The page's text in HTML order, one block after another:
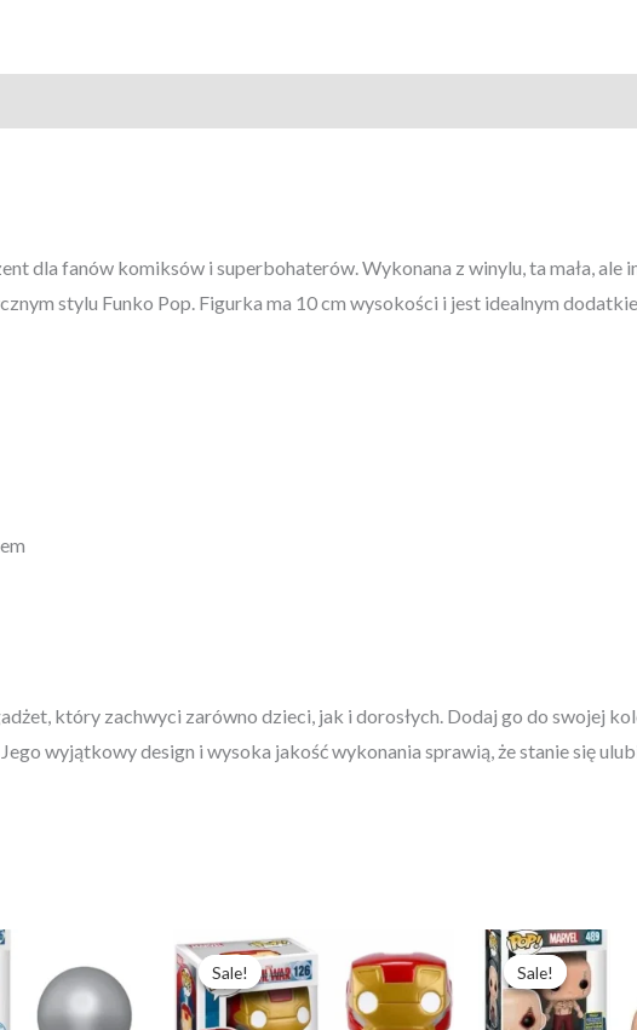
dla fanów komiksów i superbohaterów. Wykonana z winylu, ta mała, ale
stylu Funko Pop. Figurka ma 10 cm wysokości i jest idealnym
który zachwyci zarówno dzieci, jak i dorosłych. Dodaj go do swojej
wyjątkowy design i wysoka jakość wykonania sprawią, że stanie się
zł.
wynosi:
160,28 zł.
Sale!
Sale!
Pierwotna
cena
wynosiła:
646,09 zł.
cena
wynosi:
496,99 zł.
Sale!
Sale!
cena
212,54